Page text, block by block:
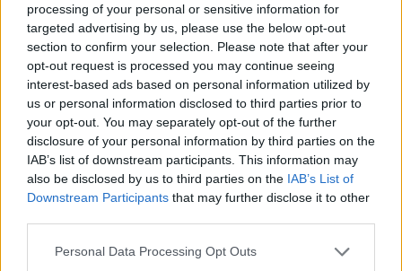
processing of your personal or sensitive information for
targeted advertising by us, please use the below opt-out
section to confirm your selection. Please note that after your
opt-out request is processed you may continue seeing
interest-based ads based on personal information utilized by
us or personal information disclosed to third parties prior to
your opt-out. You may separately opt-out of the further
disclosure of your personal information by third parties on the
IAB’s list of downstream participants. This information may
also be disclosed by us to third parties on the IAB’s List of
Downstream Participants that may further disclose it to other
Personal Data Processing Opt Outs